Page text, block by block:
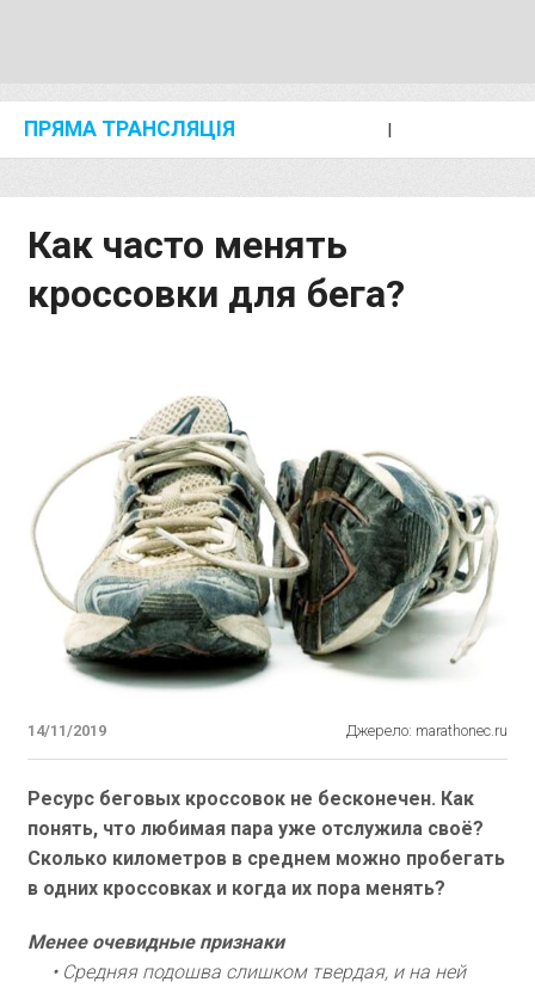
ПРЯМА ТРАНСЛЯЦІЯ I
Как часто менять
кроссовки для бега?
14/11/2019 Джерело: marathonec.ru
Ресурс беговых кроссовок не бесконечен. Как
понять, что любимая пара уже отслужила своё?
Сколько километров в среднем можно пробегать
в одних кроссовках и когда их пора менять?
Менее очевидные признаки
• Средняя подошва слишком твердая, и на ней